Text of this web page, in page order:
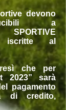
devono
a
iscritte al
che per
2023” sarà
pagamento
di credito,